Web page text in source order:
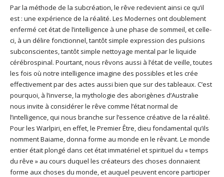
Par la méthode de la subcréation, le rêve redevient ainsi ce qu’il
est : une expérience de la réalité. Les Modernes ont doublement
enfermé cet état de l’intelligence à une phase de sommeil, et celle-
ci, à un délire fonctionnel, tantôt simple expression des pulsions
subconscientes, tantôt simple nettoyage mental par le liquide
cérébrospinal. Pourtant, nous rêvons aussi à l’état de veille, toutes
les fois où notre intelligence imagine des possibles et les crée
effectivement par des actes aussi bien que sur des tableaux. C’est
pourquoi, à l’inverse, la mythologie des aborigènes d’Australie
nous invite à considérer le rêve comme l’état normal de
l’intelligence, qui nous branche sur l’essence créative de la réalité.
Pour les Warlpiri, en effet, le Premier Être, dieu fondamental qu’ils
nomment Baiame, donna forme au monde en le rêvant. Le monde
entier était plongé dans cet état immatériel et spirituel du « temps
du rêve » au cours duquel les créateurs des choses donnaient
forme aux choses du monde, et auquel peuvent encore participer